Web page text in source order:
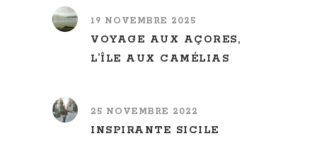
19 NOVEMBRE 2025
VOYAGE AUX AÇORES,
L’ÎLE AUX CAMÉLIAS
25 NOVEMBRE 2022
INSPIRANTE SICILE